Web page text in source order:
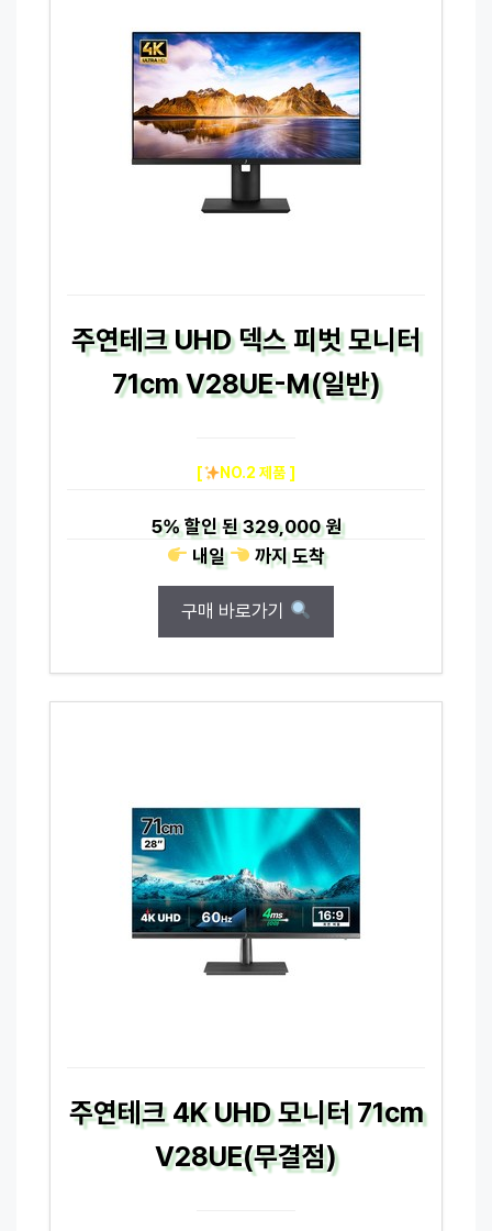
주연테크 UHD 덱스 피벗 모니터
71cm V28UE-M(일반)
[ NO.2 제품 ]
5%할인 된329,000 원
내일
까지도착
구매 바로가기
주연테크 4K UHD 모니터 71cm
V28UE(무결점)